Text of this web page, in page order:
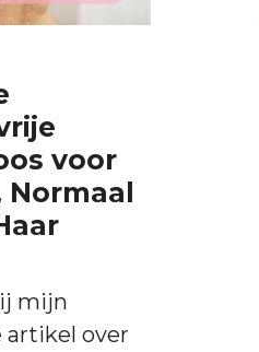
voor
Normaal
mijn
over